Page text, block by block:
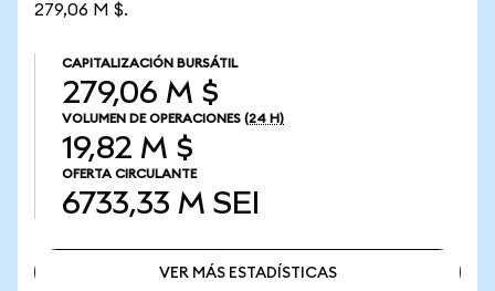
279,06 M $.
CAPITALIZACIÓN BURSÁTIL
279,06 M $
VOLUMEN DE OPERACIONES (24 H)
19,82 M $
OFERTA CIRCULANTE
6733,33 M SEI
VER MÁS ESTADÍSTICAS